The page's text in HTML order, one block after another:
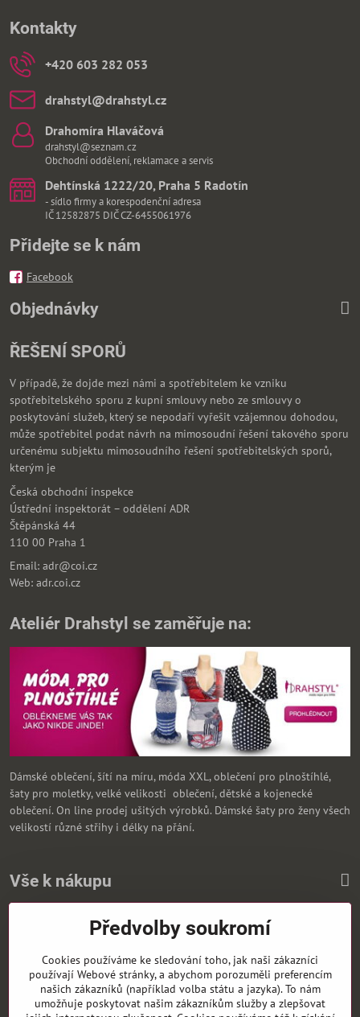
Kontakty
+420 603 282 053
drahstyl​@drahstyl​.cz
Drahomíra Hlaváčová
drahstyl@seznam.cz
Obchodní oddělení, reklamace a servis
Dehtínská 1222/20, Praha 5 Radotín
- sídlo firmy a korespodenční adresa
IČ 12582875 DIČ CZ-6455061976
Přidejte se k nám
Facebook
Objednávky
ŘEŠENÍ SPORŮ
V případě, že dojde mezi námi a spotřebitelem ke vzniku
spotřebitelského sporu z kupní smlouvy nebo ze smlouvy o
poskytování služeb, který se nepodaří vyřešit vzájemnou dohodou,
může spotřebitel podat návrh na mimosoudní řešení takového sporu
určenému subjektu mimosoudního řešení spotřebitelských sporů,
kterým je
Česká obchodní inspekce
Ústřední inspektorát – oddělení ADR
Štěpánská 44
110 00 Praha 1
Email: adr@coi.cz
Web: adr.coi.cz
Ateliér Drahstyl se zaměřuje na:
Dámské oblečení, šítí na míru, móda XXL, oblečení pro plnoštíhlé,
šaty pro moletky, velké velikosti oblečení, dětské a kojenecké
oblečení. On line prodej ušitých výrobků. Dámské šaty pro ženy všech
velikostí různé střihy i délky na přání.
Vše k nákupu
Zasíláme i na SlovenskoPředvolby soukromí
Cookies používáme ke sledování toho, jak naši zákazníci
používají Webové stránky, a abychom porozuměli preferencím
našich zákazníků (například volba státu a jazyka). To nám
umožňuje poskytovat našim zákazníkům služby a zlepšovat